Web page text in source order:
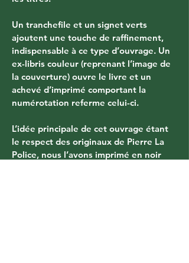
Un tranchefile et un signet verts
ajoutent une touche de raffinement,
indispensable à ce type d’ouvrage. Un
ex-libris couleur (reprenant l’image de
la couverture) ouvre le livre et un
achevé d’imprimé comportant la
numérotation referme celui-ci.
L’idée principale de cet ouvrage étant
le respect des originaux de Pierre La
Police, nous l’avons imprimé en noir